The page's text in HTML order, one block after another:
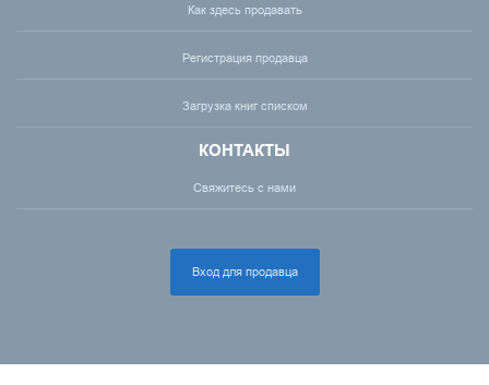
Как здесь продавать
Регистрация продавца
Загрузка книг списком
КОНТАКТЫ
Свяжитесь с нами
Вход для продавца